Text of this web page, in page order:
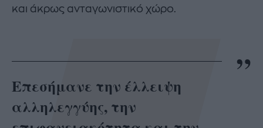
και άκρως ανταγωνιστικό χώρο.
Επεσήμανε την έλλειψη
αλληλεγγύης, την